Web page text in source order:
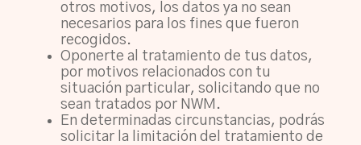
otros motivos, los datos ya no sean
necesarios para los fines que fueron
recogidos.
Oponerte al tratamiento de tus datos,
por motivos relacionados con tu
situación particular, solicitando que no
sean tratados por NWM.
En determinadas circunstancias, podrás
solicitar la limitación del tratamiento de